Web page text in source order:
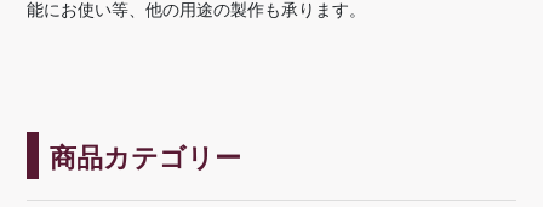
商品カテゴリー
能にお使い等、他の用途の製作も承ります。